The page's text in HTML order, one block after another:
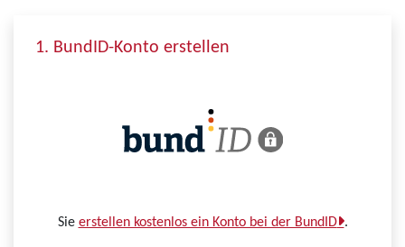
1. BundID-Konto erstellen
Sie erstellen kostenlos ein Konto bei der BundID .